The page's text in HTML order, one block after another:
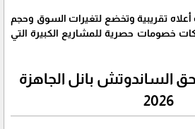
أعلاه تقريبية وتخضع لتغيرات السوق وحجم
خصومات حصرية للمشاريع الكبيرة التي
الساندوتش بانل الجاهزة
2026